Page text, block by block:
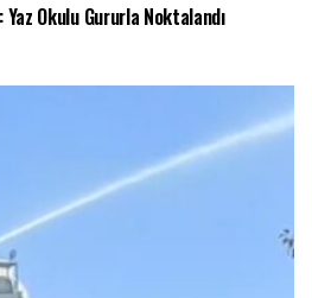
Okulu Gururla Noktalandı